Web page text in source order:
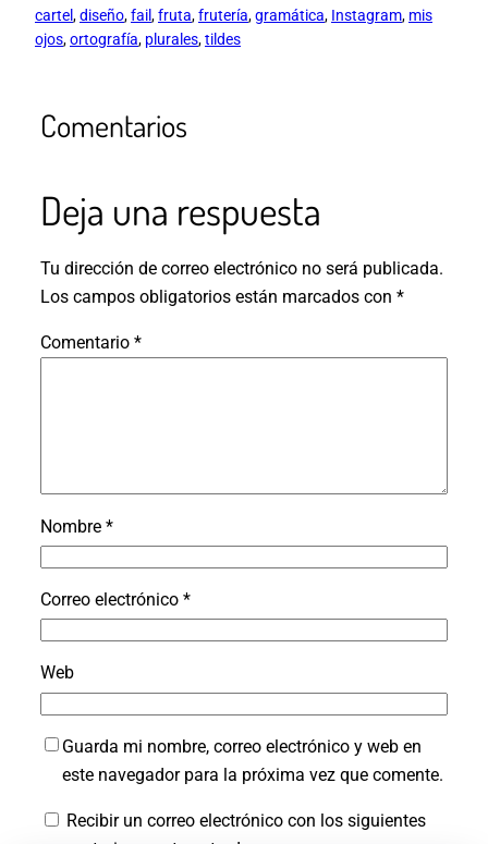
cartel, diseño, fail, fruta, frutería, gramática, Instagram, mis
ojos, ortografía, plurales, tildes
Comentarios
Deja una respuesta
Tu dirección de correo electrónico no será publicada.
Los campos obligatorios están marcados con *
Comentario *
Nombre *
Correo electrónico *
Web
Guarda mi nombre, correo electrónico y web en
este navegador para la próxima vez que comente.
Recibir un correo electrónico con los siguientes